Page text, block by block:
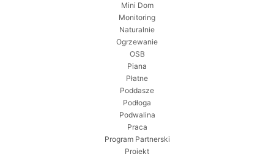
Mini Dom
Monitoring
Naturalnie
Ogrzewanie
OSB
Piana
Płatne
Poddasze
Podłoga
Podwalina
Praca
Program Partnerski
Projekt